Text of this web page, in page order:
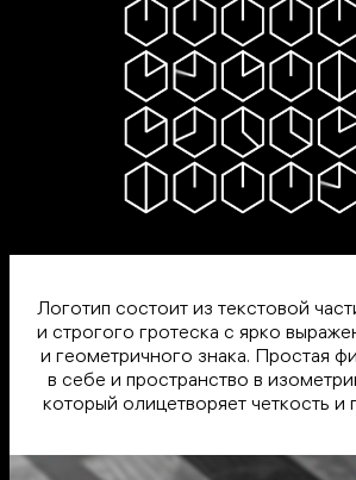
Логотип состоит из текстовой
и строгого гротеска с ярко
и геометричного знака. Простая
в себе и пространство в
который олицетворяет четкость и